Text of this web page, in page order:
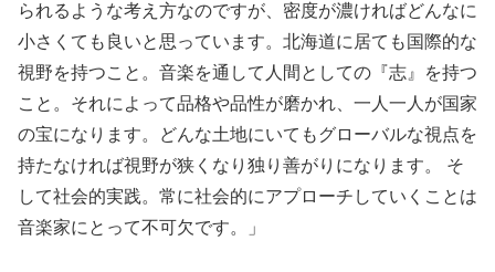
られるような考え方なのですが、密度が濃ければどんなに
小さくても良いと思っています。北海道に居ても国際的な
視野を持つこと。音楽を通して人間としての『志』を持つ
こと。それによって品格や品性が磨かれ、一人一人が国家
の宝になります。どんな土地にいてもグローバルな視点を
持たなければ視野が狭くなり独り善がりになります。 そ
して社会的実践。常に社会的にアプローチしていくことは
音楽家にとって不可欠です。」